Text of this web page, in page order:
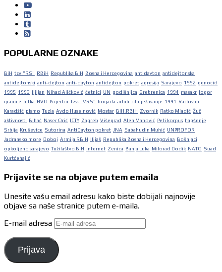
POPULARNE OZNAKE
BiH tzv."RS" RBiH Republika BiH Bosna i Hercegovina antidayton antidejtonska
antidejtonski anti-dejton anti-dayton antidejton pokret agresija Sarajevo 1992 genocid
1995 1993 ljiljan Nihad Aličković četnici UN godišnjica Srebrenica 1994 masakr logor
granice bitka HVO Prijedor tzv. "VRS" brigada arbih obilježavanje 1991
Radovan
Karadžić pismo Tuzla Avdo Huseinović Mostar BiH.RBiH Zvornik Ratko Mladić Žuč
aktivnosti Bihać Naser Orić ICTY Zagreb Višegrad Alen Mahović Peti korpus hapšenje
Srbija Kruševice Sutorina AntiDayton pokret JNA Sabahudin Muhić UNPROFOR
Jadransko more Doboj Armija RBiH Ilijaš Republika Bosna i Hercegovina Bošnjaci
opkoljeno sarajevo Tužilaštvo BiH internet Zenica Banja Luka Milorad Dodik NATO Suad
Kurtćehajić
Prijavite se na objave putem emaila
Unesite vašu email adresu kako biste dobijali najnovije
objave sa naše stranice putem e-maila.
E-mail adresa
Prijava